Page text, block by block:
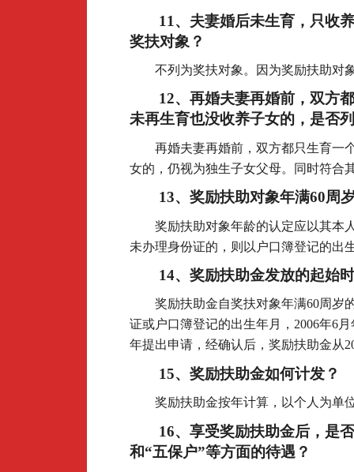
11 、夫妻婚后未生育，只收
奖扶对象？
不列为奖扶对象。因为奖励扶助对
12、再婚夫妻再婚前，双方
未再生育也没收养子女的，是否
再婚夫妻再婚前，双方都只生育一
女的，仍视为独生子女父母。同时符合
13、奖励扶助对象年满60周
奖励扶助对象年龄的认定应以其本
未办理身份证的，则以户口簿登记的出
14、奖励扶助金发放的起始
奖励扶助金自奖扶对象年满60周岁
证或户口簿登记的出生年月，2006年6
年提出申请，经确认后，奖励扶助金从
15、奖励扶助金如何计发？
奖励扶助金按年计算，以个人为单
16、享受奖励扶助金后，是
和“五保户”等方面的待遇？